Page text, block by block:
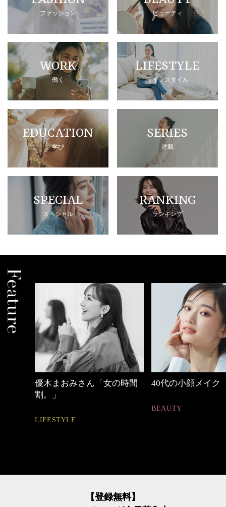
ファッション ビューティ
WORK
働く
LIFESTYLE
ライフスタイル
EDUCATION
学び
SERIES
連載
SPECIAL
スペシャル
RANKING
ランキング
優木まおみさん「女の時間
割。」
LIFESTYLE
40代の小顔メイク
BEAUTY
【登録無料】